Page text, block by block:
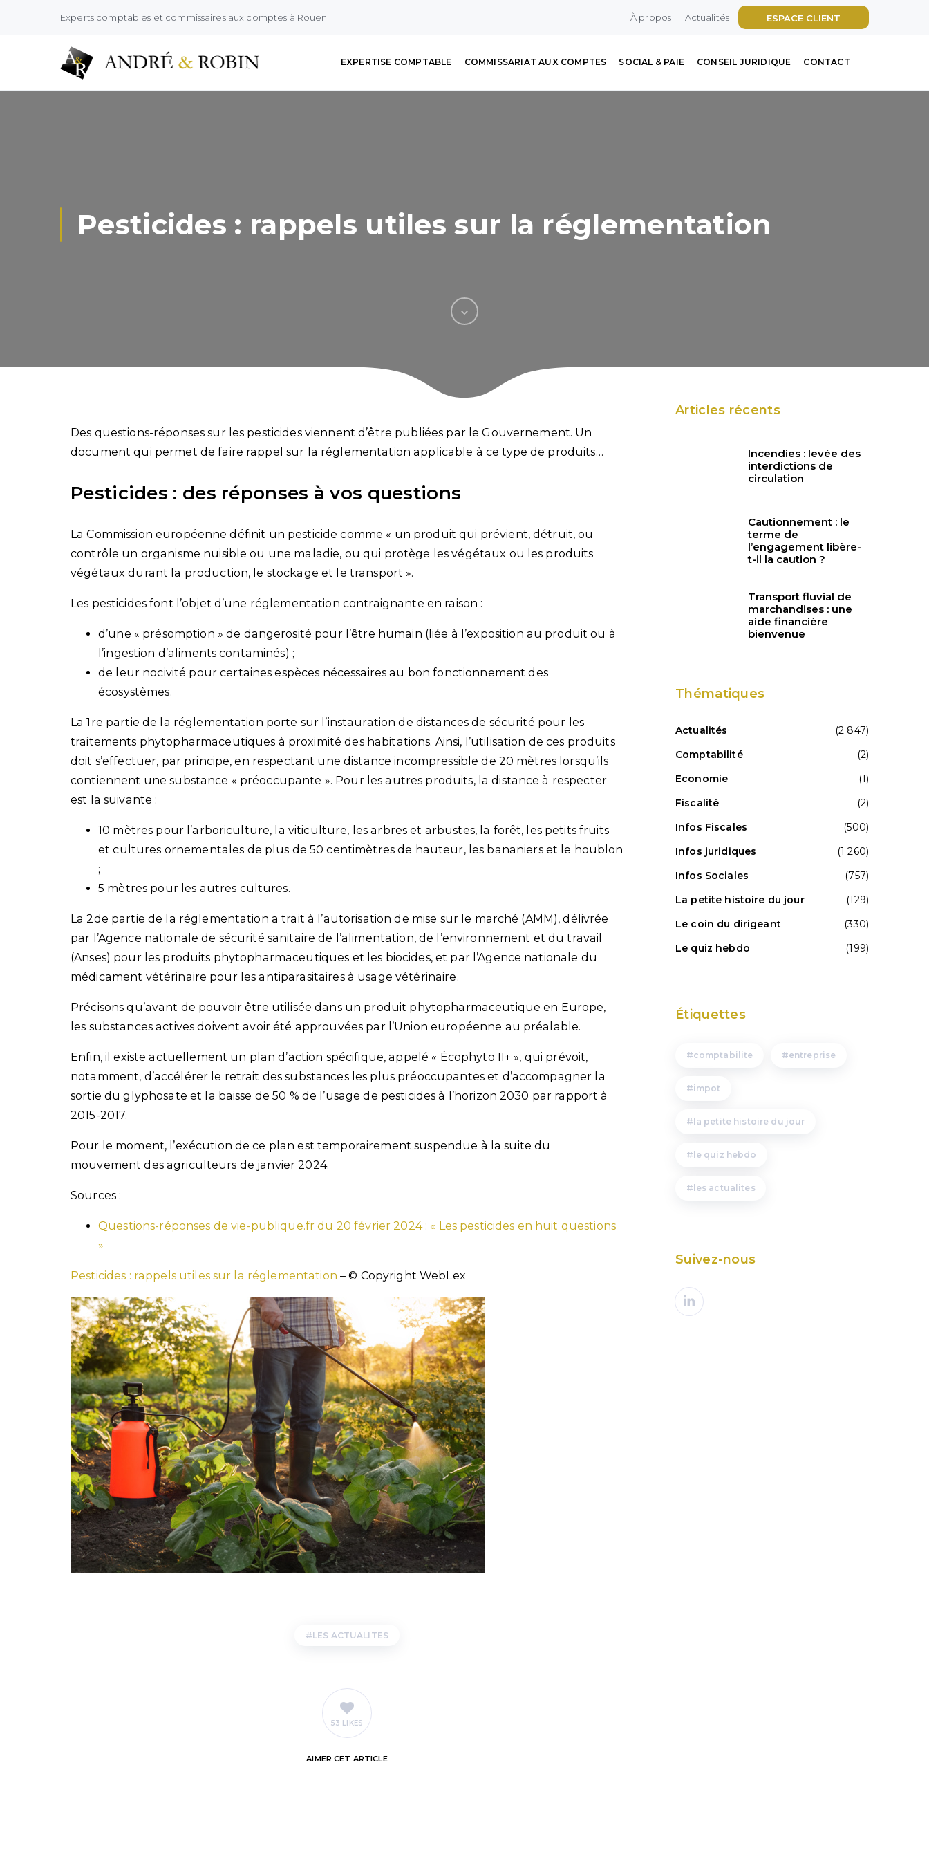
Experts comptables et commissaires aux comptes à Rouen ESPACE CLIENT
À propos Actualités
EXPERTISE COMPTABLE COMMISSARIAT AUX COMPTES SOCIAL & PAIE CONSEIL JURIDIQUE CONTACT
Pesticides : rappels utiles sur la réglementation
Des questions-réponses sur les pesticides viennent d’être publiées par le Gouvernement. Un
document qui permet de faire rappel sur la réglementation applicable à ce type de produits…
Pesticides : des réponses à vos questions
La Commission européenne définit un pesticide comme « un produit qui prévient, détruit, ou
contrôle un organisme nuisible ou une maladie, ou qui protège les végétaux ou les produits
végétaux durant la production, le stockage et le transport ».
Les pesticides font l’objet d’une réglementation contraignante en raison :
d’une « présomption » de dangerosité pour l’être humain (liée à l’exposition au produit ou à
l’ingestion d’aliments contaminés) ;
de leur nocivité pour certaines espèces nécessaires au bon fonctionnement des
écosystèmes.
La 1re partie de la réglementation porte sur l’instauration de distances de sécurité pour les
traitements phytopharmaceutiques à proximité des habitations. Ainsi, l’utilisation de ces produits
doit s’effectuer, par principe, en respectant une distance incompressible de 20 mètres lorsqu’ils
contiennent une substance « préoccupante ». Pour les autres produits, la distance à respecter
est la suivante :
10 mètres pour l’arboriculture, la viticulture, les arbres et arbustes, la forêt, les petits fruits
et cultures ornementales de plus de 50 centimètres de hauteur, les bananiers et le houblon
;
5 mètres pour les autres cultures.
La 2de partie de la réglementation a trait à l’autorisation de mise sur le marché (AMM), délivrée
par l’Agence nationale de sécurité sanitaire de l’alimentation, de l’environnement et du travail
(Anses) pour les produits phytopharmaceutiques et les biocides, et par l’Agence nationale du
médicament vétérinaire pour les antiparasitaires à usage vétérinaire.
Précisons qu’avant de pouvoir être utilisée dans un produit phytopharmaceutique en Europe,
les substances actives doivent avoir été approuvées par l’Union européenne au préalable.
Enfin, il existe actuellement un plan d’action spécifique, appelé « Écophyto II+ », qui prévoit,
notamment, d’accélérer le retrait des substances les plus préoccupantes et d’accompagner la
sortie du glyphosate et la baisse de 50 % de l’usage de pesticides à l’horizon 2030 par rapport à
2015-2017.
Pour le moment, l’exécution de ce plan est temporairement suspendue à la suite du
mouvement des agriculteurs de janvier 2024.
Sources :
Questions-réponses de vie-publique.fr du 20 février 2024 : « Les pesticides en huit questions
»
Pesticides : rappels utiles sur la réglementation – © Copyright WebLex
LES ACTUALITES
53 LIKES
AIMER CET ARTICLE
Articles récents
Incendies : levée des
interdictions de
circulation
Cautionnement : le
terme de
l’engagement libère-
t-il la caution ?
Transport fluvial de
marchandises : une
aide financière
bienvenue
Thématiques
Actualités
(2 847)
Comptabilité
(2)
Economie
(1)
Fiscalité
(2)
Infos Fiscales
(500)
Infos juridiques
(1 260)
Infos Sociales
(757)
La petite histoire du jour
(129)
Le coin du dirigeant
(330)
Le quiz hebdo
(199)
Étiquettes
comptabilite entreprise
impot
la petite histoire du jour
le quiz hebdo
les actualites
Suivez-nous